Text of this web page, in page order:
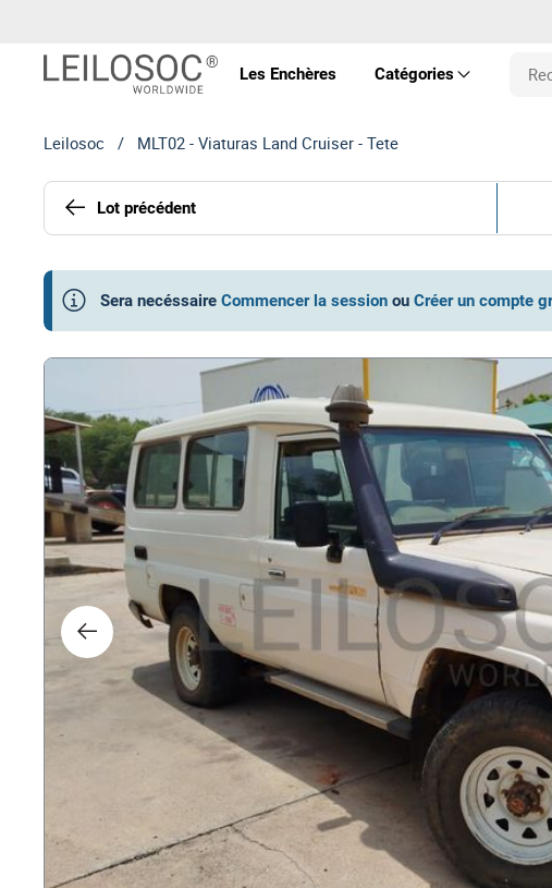
Les Enchères Catégories
Machines
Art et
Droits
Technologie
Mobilier et
Nautique
Autre
Leilosoc / MLT02 - Viaturas Land Cruiser - Tete
Lot précédent
Sera necéssaire Commencer la session ou Créer un compte